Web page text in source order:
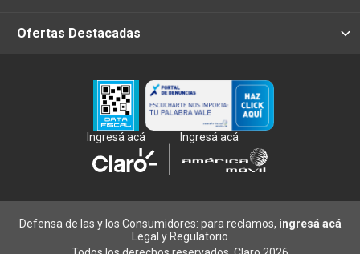
Ofertas Destacadas
Ingresá acá Ingresá acá
Defensa de las y los Consumidores: para reclamos, ingresá acá
Legal y Regulatorio